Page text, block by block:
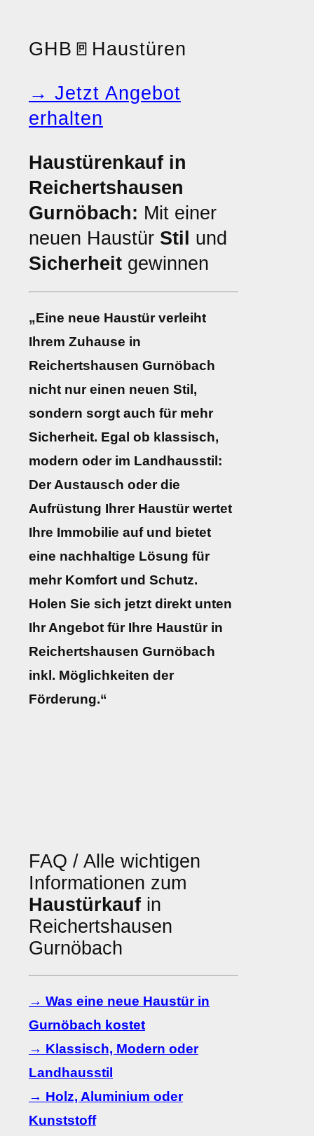
GHB 🚪 Haustüren
→ Jetzt Angebot
erhalten
Haustürenkauf in
Reichertshausen
Gurnöbach: Mit einer
neuen Haustür Stil
und
Sicherheit gewinnen
„Eine neue Haustür verleiht
Ihrem Zuhause in
Reichertshausen Gurnöbach
nicht nur einen neuen Stil,
sondern sorgt auch für mehr
Sicherheit. Egal ob klassisch,
modern oder im Landhausstil:
Der Austausch oder die
Aufrüstung Ihrer Haustür wertet
Ihre Immobilie auf und bietet
eine nachhaltige Lösung für
mehr Komfort und Schutz.
Holen Sie sich jetzt direkt unten
Ihr Angebot für Ihre Haustür in
Reichertshausen Gurnöbach
inkl. Möglichkeiten der
Förderung.“
FAQ / Alle wichtigen
Informationen zum
Haustürkauf in
Reichertshausen
Gurnöbach
→ Was eine neue Haustür in
Gurnöbach kostet
→ Klassisch, Modern oder
Landhausstil
→ Holz, Aluminium oder
Kunststoff